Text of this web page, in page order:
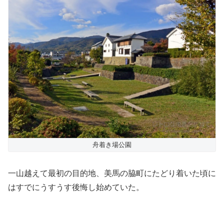
舟着き場公園
一山越えて最初の目的地、美馬の脇町にたどり着いた頃に
はすでにうすうす後悔し始めていた。